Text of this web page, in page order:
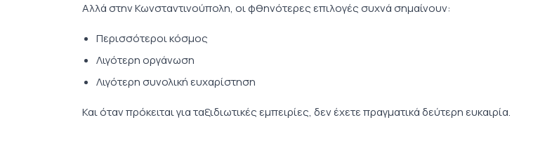
Αλλά στην Κωνσταντινούπολη, οι φθηνότερες επιλογές συχνά σημαίνουν:
Περισσότεροι κόσμος
Λιγότερη οργάνωση
Λιγότερη συνολική ευχαρίστηση
Και όταν πρόκειται για ταξιδιωτικές εμπειρίες, δεν έχετε πραγματικά δεύτερη ευκαιρία.